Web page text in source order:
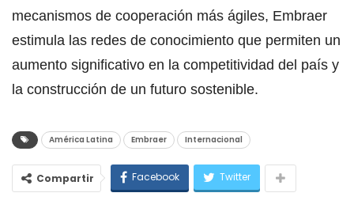
mecanismos de cooperación más ágiles, Embraer
estimula las redes de conocimiento que permiten un
aumento significativo en la competitividad del país y
la construcción de un futuro sostenible.
América Latina Embraer Internacional
Compartir Facebook Twitter